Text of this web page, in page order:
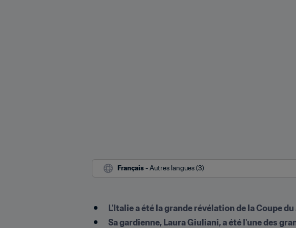
Français - Autres langues (3)
L'Italie a été la grande révélation de la Coupe du
Sa gardienne, Laura Giuliani, a été l'une des